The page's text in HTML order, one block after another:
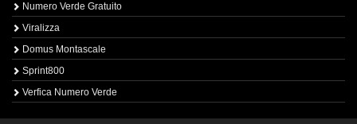
Numero Verde Gratuito
Viralizza
Domus Montascale
Sprint800
Verfica Numero Verde